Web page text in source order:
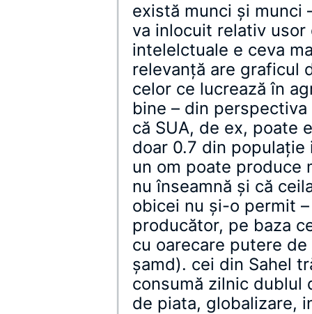
există munci şi munci
va inlocuit relativ usor
intelelctuale e ceva
relevanţă are graficul
celor ce lucrează în
bine – din
că SUA, de ex, poate
doar 0.7 din
un om poate produce
nu înseamnă şi că
obicei nu şi-o permit
producător, pe baza
cu oarecare putere
şamd). cei din Sahel
consumă zilnic dublul
de piata, globalizare,